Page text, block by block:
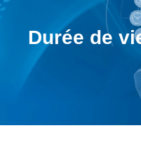
Durée de